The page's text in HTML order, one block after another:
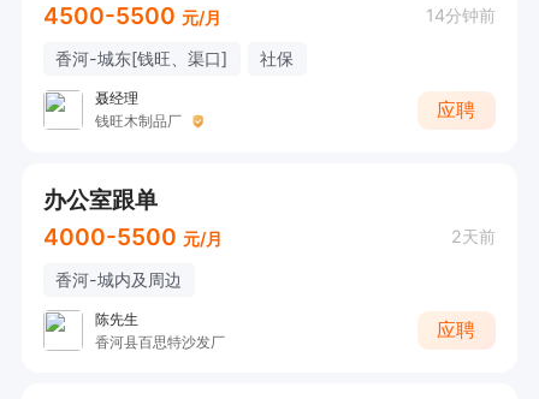
4500-5500 元/月 14分钟前
香河-城东[钱旺、渠口] 社保
聂经理
钱旺木制品厂
应聘
办公室跟单
4000-5500 元/月 2天前
香河-城内及周边
陈先生
香河县百思特沙发厂
应聘